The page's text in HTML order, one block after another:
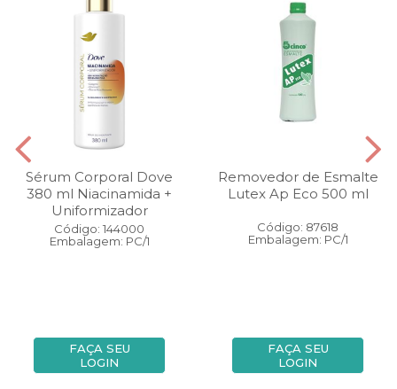
Sérum Corporal Dove
380 ml Niacinamida +
Uniformizador
Código: 144000
Embalagem: PC/1
FAÇA SEU
LOGIN
Removedor de Esmalte
Lutex Ap Eco 500 ml
Código: 87618
Embalagem: PC/1
FAÇA SEU
LOGIN